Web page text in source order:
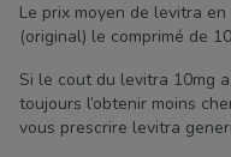
Le prix moyen de levitra
(original) le comprimé de
Si le cout du levitra 10mg
toujours l’obtenir moins
vous prescrire levitra